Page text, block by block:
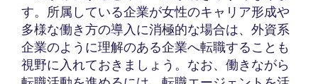
す。所属している企業が女性のキャリア形成や
多様な働き方の導入に消極的な場合は、外資系
企業のように理解のある企業へ転職することも
視野に入れておきましょう。なお、働きながら